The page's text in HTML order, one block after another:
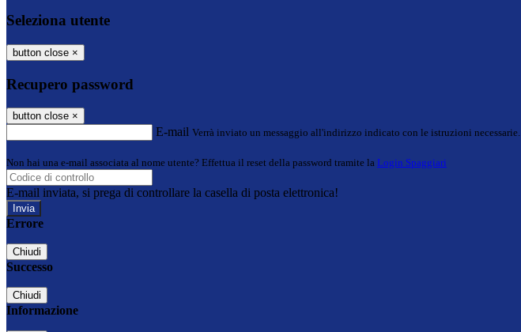
Seleziona utente
button close ×
Recupero password
button close ×
E-mail Verrà inviato un messaggio all'indirizzo indicato con le istruzioni necessarie.
Non hai una e-mail associata al nome utente? Effettua il reset della password tramite la Login Spaggiari
E-mail inviata, si prega di controllare la casella di posta elettronica!
Errore
Chiudi
Successo
Chiudi
Informazione